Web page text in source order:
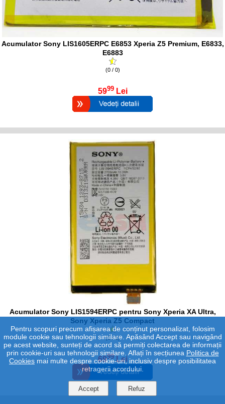
Acumulator Sony LIS1605ERPC E6853 Xperia Z5 Premium, E6833,
E6883
(0 / 0)
5999 Lei
Acumulator Sony LIS1594ERPC pentru Sony Xperia XA Ultra,
Sony Xperia Z5 Compact
(1 / 1)
6999 Lei
Pentru scopuri precum afișarea de conținut personalizat, folosim
module cookie sau tehnologii similare. Apăsând Accept sau navigând
pe acest website, sunteți de acord să permiți colectarea de informații
prin cookie-uri sau tehnologii similare. Aflați în secțiunea Politica de
Cookies mai multe despre cookie-uri, inclusiv despre posibilitatea
retragerii acordului.